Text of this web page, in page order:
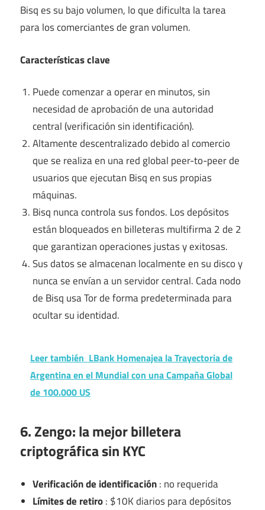
Bisq es su bajo volumen, lo que dificulta la tarea
para los comerciantes de gran volumen.
Características clave
Puede comenzar a operar en minutos, sin
necesidad de aprobación de una autoridad
central (verificación sin identificación).
Altamente descentralizado debido al comercio
que se realiza en una red global peer-to-peer de
usuarios que ejecutan Bisq en sus propias
máquinas.
Bisq nunca controla sus fondos. Los depósitos
están bloqueados en billeteras multifirma 2 de 2
que garantizan operaciones justas y exitosas.
Sus datos se almacenan localmente en su disco y
nunca se envían a un servidor central. Cada nodo
de Bisq usa Tor de forma predeterminada para
ocultar su identidad.
Leer también LBank Homenajea la Trayectoria de
Argentina en el Mundial con una Campaña Global
de 100.000 US
6. Zengo: la mejor billetera
criptográfica sin KYC
Verificación de identificación: no requerida
Límites de retiro: $10K diarios para depósitos